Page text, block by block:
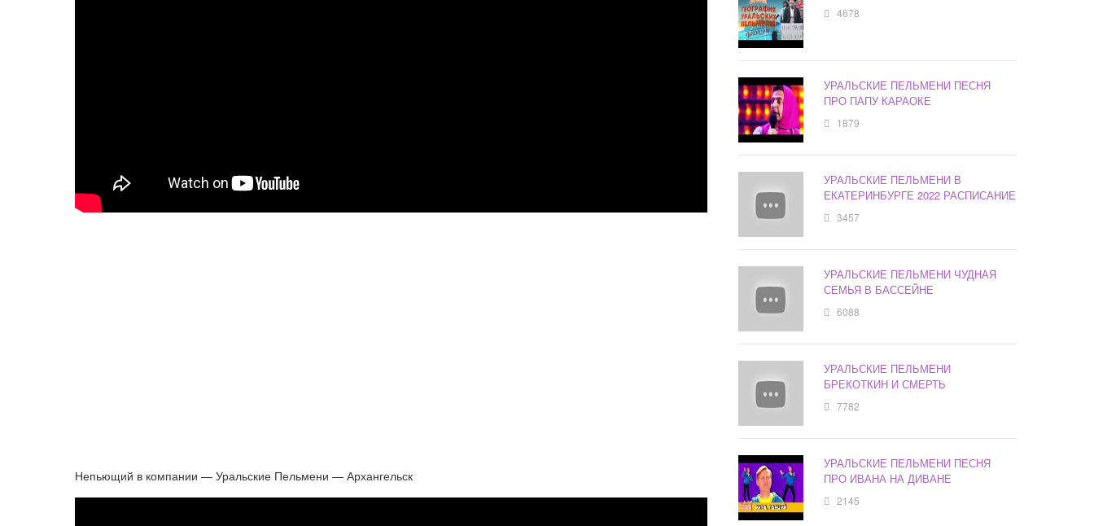
Непьющий в компании — Уральские Пельмени — Архангельск
4678
УРАЛЬСКИЕ ПЕЛЬМЕНИ ПЕСНЯ
ПРО ПАПУ КАРАОКЕ
1879
УРАЛЬСКИЕ ПЕЛЬМЕНИ В
ЕКАТЕРИНБУРГЕ 2022 РАСПИСАНИЕ
3457
УРАЛЬСКИЕ ПЕЛЬМЕНИ ЧУДНАЯ
СЕМЬЯ В БАССЕЙНЕ
6088
УРАЛЬСКИЕ ПЕЛЬМЕНИ
БРЕКОТКИН И СМЕРТЬ
7782
УРАЛЬСКИЕ ПЕЛЬМЕНИ ПЕСНЯ
ПРО ИВАНА НА ДИВАНЕ
2145